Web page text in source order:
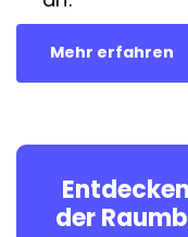
Mehr erfahren
der